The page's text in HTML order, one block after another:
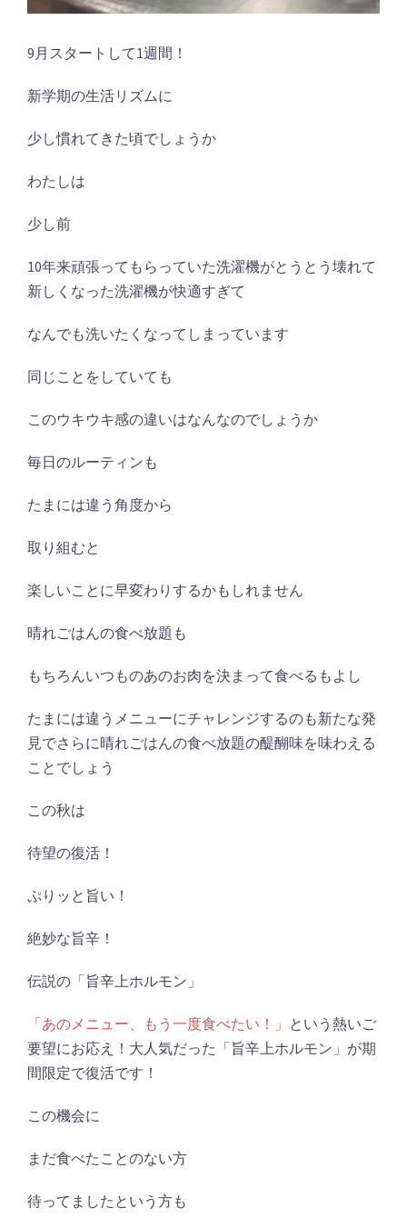
9月スタートして1週間！
新学期の生活リズムに
少し慣れてきた頃でしょうか
わたしは
少し前
10年来頑張ってもらっていた洗濯機がとうとう壊れて
新しくなった洗濯機が快適すぎて
なんでも洗いたくなってしまっています
同じことをしていても
このウキウキ感の違いはなんなのでしょうか
毎日のルーティンも
たまには違う角度から
取り組むと
楽しいことに早変わりするかもしれません
晴れごはんの食べ放題も
もちろんいつものあのお肉を決まって食べるもよし
たまには違うメニューにチャレンジするのも新たな発
見でさらに晴れごはんの食べ放題の醍醐味を味わえる
ことでしょう
この秋は
待望の復活！
ぷりッと旨い！
絶妙な旨辛！
伝説の「旨辛上ホルモン」
「あのメニュー、もう一度食べたい！」 という熱いご
要望にお応え！大人気だった「旨辛上ホルモン」が期
間限定で復活です！
この機会に
まだ食べたことのない方
待ってましたという方も